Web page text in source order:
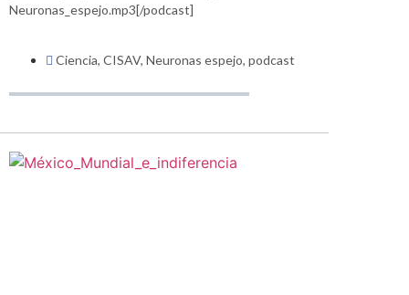
Neuronas_espejo.mp3[/podcast]
Ciencia, CISAV, Neuronas espejo, podcast